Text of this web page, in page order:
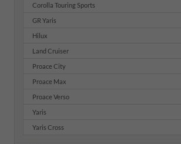
Corolla Touring Sports
GR Yaris
Hilux
Land Cruiser
Proace City
Proace Max
Proace Verso
Yaris
Yaris Cross